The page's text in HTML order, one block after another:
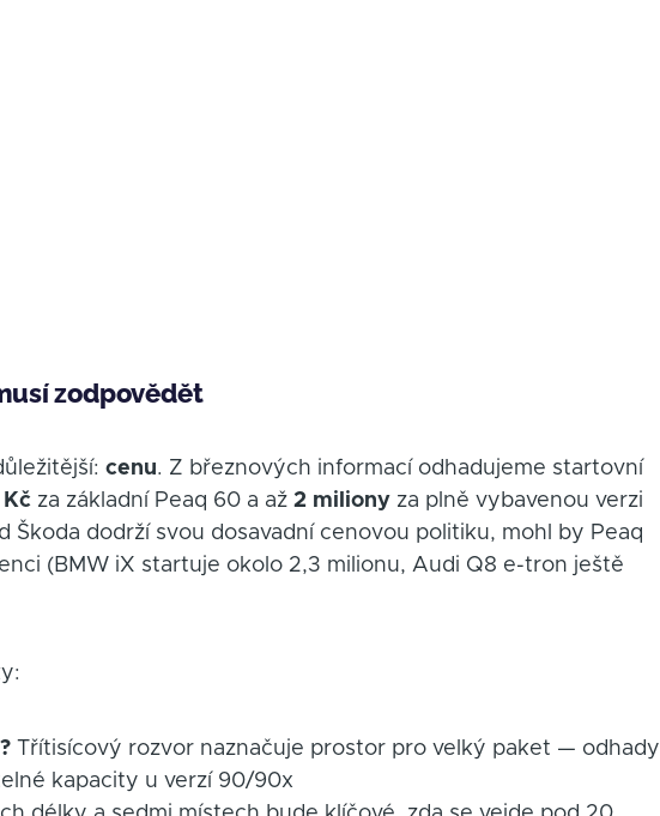
zodpovědět
cenu. Z březnových informací odhadujeme startovní
Kč za základní Peaq 60 a až2 miliony za plně vybavenou verzi
Škoda dodrží svou dosavadní cenovou politiku, mohl by Peaq
(BMW iX startuje okolo 2,3 milionu, Audi Q8 e-tron ještě
Třítisícový rozvor naznačuje prostor pro velký paket — odhady
kapacity u verzí 90/90x